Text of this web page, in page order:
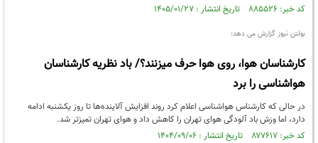
کد خبر: ۸۸۵۵۲۶ تاریخ انتشار : ۱۴۰۵/۰۱/۲۷
بولتن نیوز گزارش می دهد؛
کارشناسان هوا، روی هوا حرف میزنند؟/ باد نظریه کارشناسان
هواشناسی را برد
در حالی که کارشناس هواشناسی اعلام کرد روند افزایش آلاینده‌ها تا روز یکشنبه ادامه
دارد، اما وزش باد آلودگی هوای تهران را کاهش داد و هوای تهران تمیزتر شد.
کد خبر: ۸۷۷۶۱۷ تاریخ انتشار : ۱۴۰۴/۰۹/۰۶